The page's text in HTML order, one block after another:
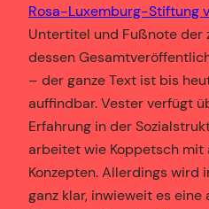
Rosa-Luxemburg-Stiftung
Untertitel und Fußnote der
dessen
– der ganze Text ist bis
auffindbar. Vester verfügt
Erfahrung in der
arbeitet wie Koppetsch
Konzepten. Allerdings wird
ganz klar, inwieweit es